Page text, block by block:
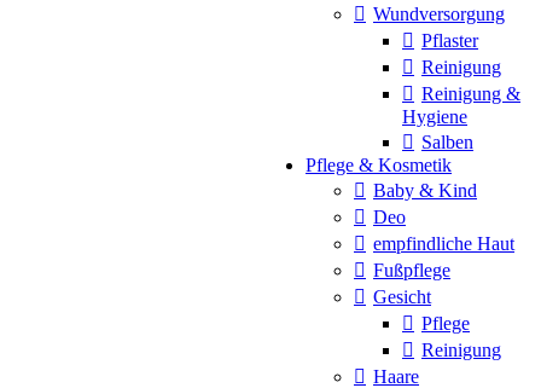
Wundversorgung
Pflaster
Reinigung
Reinigung &
Hygiene
Salben
Pflege & Kosmetik
Baby & Kind
Deo
empfindliche Haut
Fußpflege
Gesicht
Pflege
Reinigung
Haare